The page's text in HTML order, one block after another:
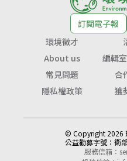
訂閱電子報
環境徵才
About us
編輯
常見問題
合
隱私權政策
獲
© Copyright 2026
公益勸募字號： 衛
服務信箱：